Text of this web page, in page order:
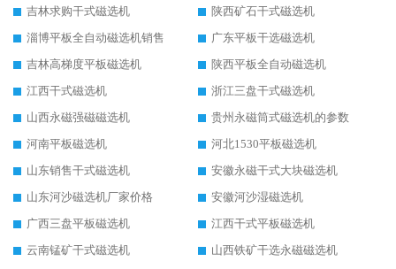
吉林求购干式磁选机
陕西矿石干式磁选机
淄博平板全自动磁选机销售
广东平板干选磁选机
吉林高梯度平板磁选机
陕西平板全自动磁选机
江西干式磁选机
浙江三盘干式磁选机
山西永磁强磁磁选机
贵州永磁筒式磁选机的参数
河南平板磁选机
河北1530平板磁选机
山东销售干式磁选机
安徽永磁干式大块磁选机
山东河沙磁选机厂家价格
安徽河沙湿磁选机
广西三盘平板磁选机
江西干式平板磁选机
云南锰矿干式磁选机
山西铁矿干选永磁磁选机